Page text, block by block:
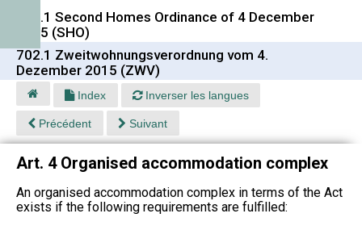
702.1 Second Homes Ordinance of 4 December
2015 (SHO)
702.1 Zweitwohnungsverordnung vom 4.
Dezember 2015 (ZWV)
Index Inverser les langues
Précédent Suivant
Art. 4 Organised accommodation complex
An organised accommodation complex in terms of the Act
exists if the following requirements are fulfilled: